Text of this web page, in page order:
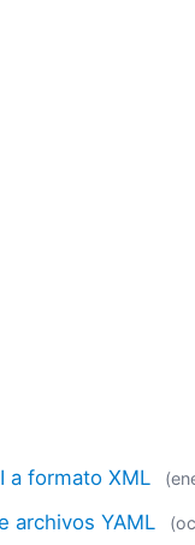
a formato XML
archivos YAML